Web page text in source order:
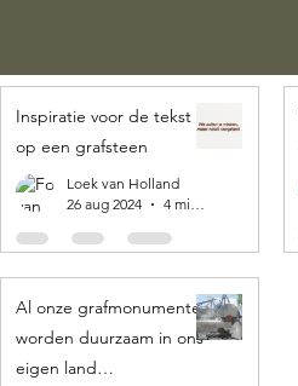
Inspiratie voor de tekst
op een grafsteen
Loek van Holland
26 aug 2024
4 minuten om te lezen
Al onze grafmonumenten
worden duurzaam in ons
eigen land